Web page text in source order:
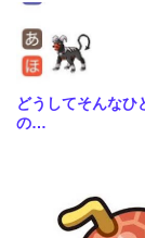
どうしてそんなひ
の…